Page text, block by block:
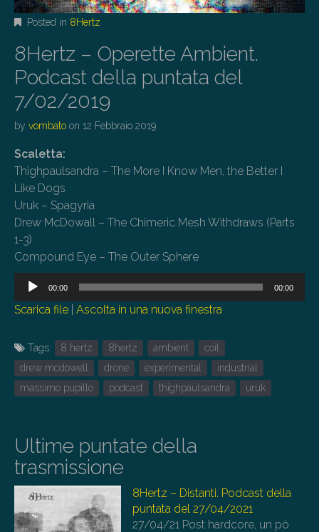
Posted in 8Hertz
8Hertz – Operette Ambient.
Podcast della puntata del
7/02/2019
by vombato on 12 Febbraio 2019
Scaletta:
Thighpaulsandra – The More I Know Men, the Better I
Like Dogs
Uruk – Spagyria
Drew McDowall – The Chimeric Mesh Withdraws (Parts
1-3)
Compound Eye – The Outer Sphere
Audio
00:00 00:00
Scarica file Ascolta in una nuova finestra
Tags: 8 hertz 8hertz ambient
coil
drew mcdowell
drone experimental
industrial
massimo pupillo
podcast thighpaulsandra uruk
Ultime puntate della
trasmissione
8Hertz – Distanti. Podcast della
puntata del 27/04/2021
27/04/21 Post hardcore, un pò